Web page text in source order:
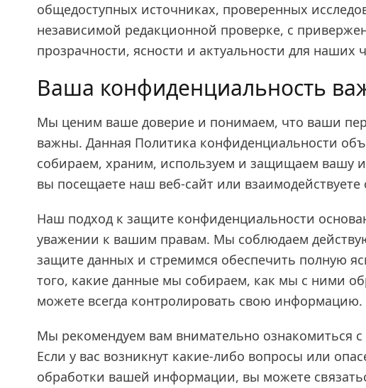
общедоступных источниках, проверенных
независимой редакционной проверке, с
прозрачности, ясности и актуальности для наших
Ваша конфиденциальность
Мы ценим ваше доверие и понимаем, что ваши
важны. Данная Политика конфиденциальности
собираем, храним, используем и защищаем вашу
вы посещаете наш веб-сайт или взаимодействуете
Наш подход к защите конфиденциальности
уважении к вашим правам. Мы соблюдаем
защите данных и стремимся обеспечить полную
того, какие данные мы собираем, как мы с ними
можете всегда контролировать свою информацию.
Мы рекомендуем вам внимательно ознакомиться
Если у вас возникнут какие-либо вопросы или
обработки вашей информации, вы можете